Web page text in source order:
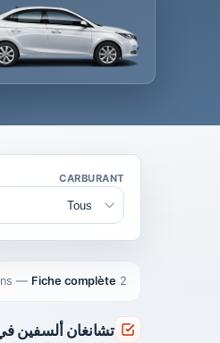
CARBURANT
2 versions
— Fiche complète تشانغان ألسفين
تشانغان ألسفين